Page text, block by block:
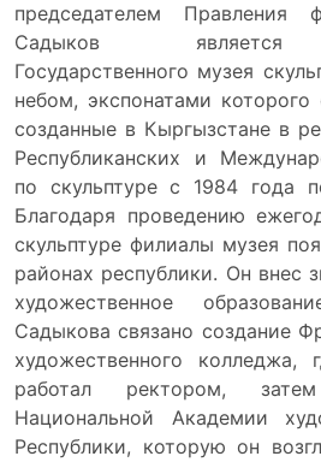
председателем Правления
Садыков является
Государственного музея
небом, экспонатами которого
созданные в Кыргызстане в
Республиканских и
по скульптуре с 1984 года
Благодаря проведению
скульптуре филиалы музея
районах республики. Он внес
художественное
Садыкова связано создание
художественного
работал ректором,
Национальной Академии
Республики, которую он